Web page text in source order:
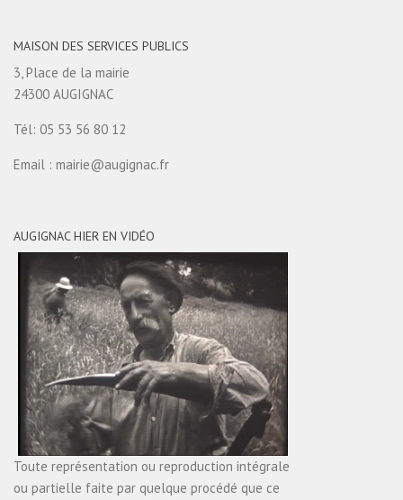
MAISON DES SERVICES PUBLICS
3, Place de la mairie
24300 AUGIGNAC
Tél: 05 53 56 80 12
Email : mairie@augignac.fr
AUGIGNAC HIER EN VIDÉO
Toute représentation ou reproduction intégrale
ou partielle faite par quelque procédé que ce